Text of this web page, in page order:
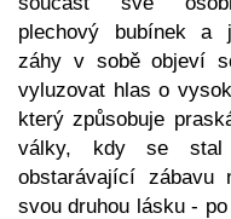
plechový bubínek a
záhy v sobě objeví
vyluzovat hlas o
který způsobuje
války, kdy se stal
obstarávající zábavu
svou druhou lásku -